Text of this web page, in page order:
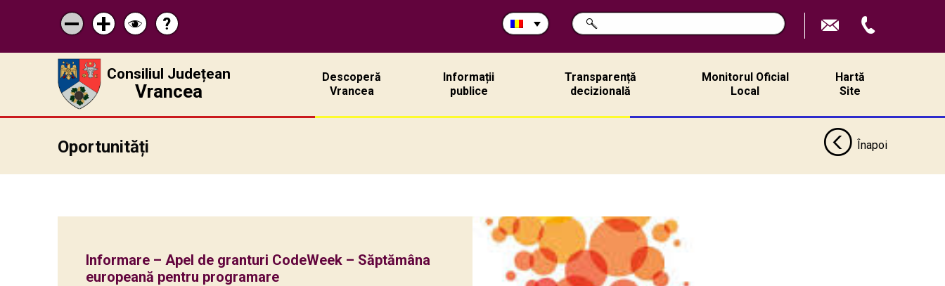
Micșorează
scrisul
Mărește
scrisul
Schimbă
contrastul
Pagina
de
ajutor
?
Caută
în
CAUTĂ
Consiliul Județean
Vrancea
Descoperă
Vrancea
Informații
publice
Transparență
decizională
Monitorul Oficial
Local
Hartă
Site
Oportunități Înapoi
Informare – Apel de granturi CodeWeek – Săptămâna
europeană pentru programare